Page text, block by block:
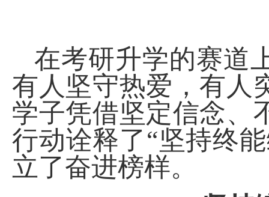
在考研升学的赛道
有人坚守热爱，有人
学子凭借坚定信念、
行动诠释了“坚持终
立了奋进榜样。